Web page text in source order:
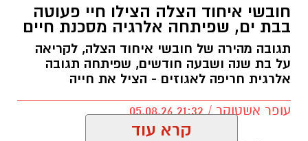
לפי התוכנית, העיר תחולק למספר אזורי חנייה,
כאשר תושבים יוכלו לחנות ללא תשלום רק באזור
המגורים שלהם. חנייה בשאר חלקי העיר עלולה
להיות כרוכה בתשלום.
בממשלה מסבירים כי מטרת המהלך היא לעודד
שימוש בתחבורה ציבורית ולהפחית את העומס
בכבישים, אולם נהגים רבים טוענים כי ללא שיפור
חובשי איחוד הצלה הצילו חיי פעוטה
בבת ים, שפיתחה אלרגיה מסכנת חיים
תגובה מהירה של חובשי איחוד הצלה, לקריאה
על בת שנה ושבעה חודשים, שפיתחה תגובה
אלרגית חריפה לאגוזים - הציל את חייה
עופר אשטוקר / 21:32 05.08.26
קרא עוד